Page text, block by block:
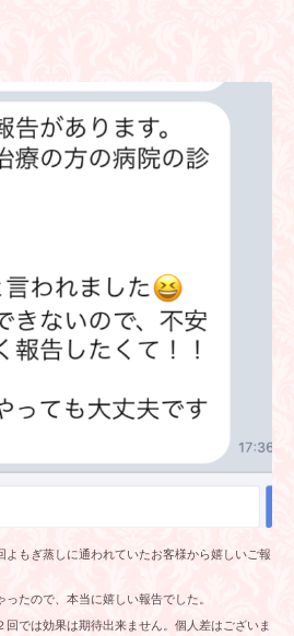
よもぎ蒸しに通われていたお客様から嬉しいご報
たので、本当に嬉しい報告でした。
では効果は期待出来ません。個人差はございま